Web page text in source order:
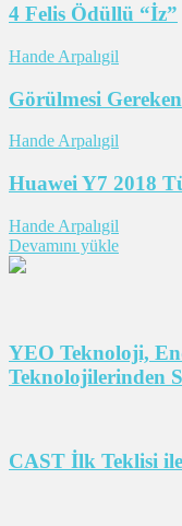
4 Felis Ödüllü “İz”
Hande Arpalıgil
Görülmesi
Hande Arpalıgil
Huawei Y7 2018
Hande Arpalıgil
Devamını yükle
YEO Teknoloji,
Teknolojilerinden
CAST İlk Teklisi